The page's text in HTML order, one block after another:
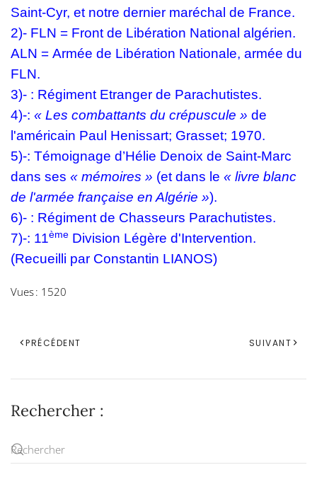
Saint-Cyr, et notre dernier maréchal de France.
2)- FLN = Front de Libération National algérien.
ALN = Armée de Libération Nationale, armée du
FLN.
3)- : Régiment Etranger de Parachutistes.
4)-: « Les combattants du crépuscule » de
l'américain Paul Henissart; Grasset; 1970.
5)-: Témoignage d’Hélie Denoix de Saint-Marc
dans ses « mémoires » (et dans le « livre blanc
de l'armée française en Algérie »).
6)- : Régiment de Chasseurs Parachutistes.
7)-: 11ème Division Légère d'Intervention.
(Recueilli par Constantin LIANOS)
Vues : 1520
PRÉCÉDENT SUIVANT
Rechercher :